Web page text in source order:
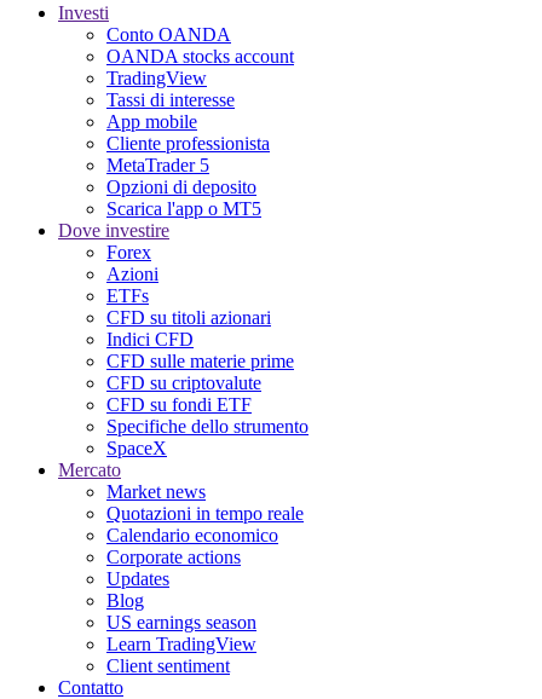
Investi
Conto OANDA
OANDA stocks account
TradingView
Tassi di interesse
App mobile
Cliente professionista
MetaTrader 5
Opzioni di deposito
Scarica l'app o MT5
Dove investire
Forex
Azioni
ETFs
CFD su titoli azionari
Indici CFD
CFD sulle materie prime
CFD su criptovalute
CFD su fondi ETF
Specifiche dello strumento
SpaceX
Mercato
Market news
Quotazioni in tempo reale
Calendario economico
Corporate actions
Updates
Blog
US earnings season
Learn TradingView
Client sentiment
Contatto